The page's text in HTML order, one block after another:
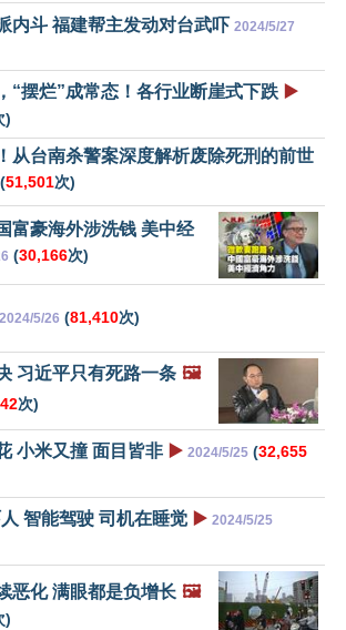
内斗 福建帮主发动对台武吓 2024/5/27
“摆烂”成常态！各行业断崖式下跌 ▶️
)
从台南杀警案深度解析废除死刑的前世
(51,501次)
富豪海外涉洗钱 美中经
(30,166次)
2024/5/26 (81,410次)
习近平只有死路一条 🖼️
次)
小米又撞 面目皆非 ▶️ 2024/5/25 (32,655
智能驾驶 司机在睡觉 ▶️ 2024/5/25
恶化 满眼都是负增长 🖼️
)